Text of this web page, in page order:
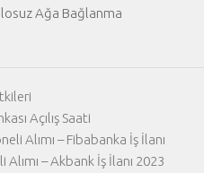
Ağa Bağlanma
Açılış Saati
Alımı – Fibabanka İş İlanı
– Akbank İş İlanı 2023